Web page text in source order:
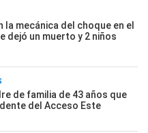
la mecánica del choque en el
dejó un muerto y 2 niños
de familia de 43 años que
del Acceso Este